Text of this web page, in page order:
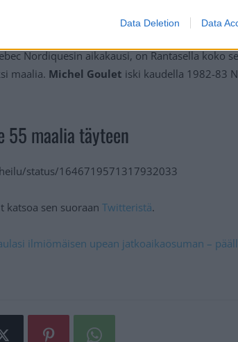
Data Deletion Data
Nordiquesin aikakausi, on Rantasella koko
maalia. Michel Goulet iski kaudella 1982-83
55 maalia täyteen
status/1646719571317932033
katsoa sen suoraan Twitteristä.
ilmiömäisen upean jatkoaikaosuman –